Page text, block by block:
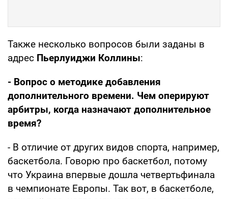
Также несколько вопросов были заданы в
адрес Пьерлуиджи Коллины:
- Вопрос о методике добавления
дополнительного времени. Чем оперируют
арбитры, когда назначают дополнительное
время?
- В отличие от других видов спорта, например,
баскетбола. Говорю про баскетбол, потому
что Украина впервые дошла четвертьфинала
в чемпионате Европы. Так вот, в баскетболе,